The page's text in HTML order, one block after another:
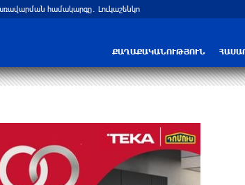
համակարգը․ Լուկաշենկո
ՔԱՂԱՔԱԿԱՆՈՒԹՅՈՒՆ